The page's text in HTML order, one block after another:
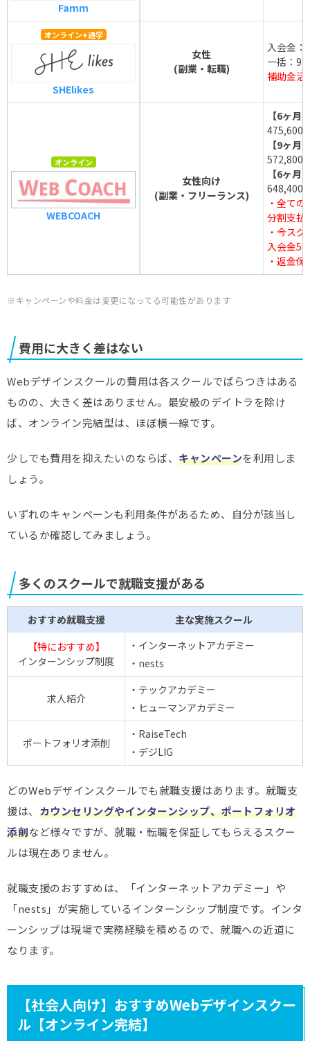
Famm
オンライン+通学
SHElikes
女性
(副業・転職)
入会金：
一括：
補助金活
オンライン
WEBCOACH
女性向け
(副業・フリーランス)
【6ヶ月
475,600
【9ヶ月
572,800
【6ヶ月
648,400
・全て
分割支払
・今ス
入会金
・返金
※キャンペーンや料金は変更になってる可能性があります
費用に大きく差はない
Webデザインスクールの費用は各スクールでばらつきはある
ものの、大きく差はありません。最安級のデイトラを除け
ば、オンライン完結型は、ほぼ横一線です。
少しでも費用を抑えたいのならば、 キャンペーンを利用しま
しょう。
いずれのキャンペーンも利用条件があるため、自分が該当し
ているか確認してみましょう。
多くのスクールで就職支援がある
おすすめ就職支援
主な実施スクール
【特におすすめ】
インターンシップ制度
・インターネットアカデミー
・nests
求人紹介
・テックアカデミー
・ヒューマンアカデミー
ポートフォリオ添削
・RaiseTech
・デジLIG
どのWebデザインスクールでも就職支援はあります。就職支
援は、 カウンセリングやインターンシップ、ポートフォリオ
添削など様々ですが、就職・転職を保証してもらえるスクー
ルは現在ありません。
就職支援のおすすめは、「インターネットアカデミー」や
「nests」が実施しているインターンシップ制度です。インタ
ーンシップは現場で実務経験を積めるので、就職への近道に
なります。
【社会人向け】おすすめWebデザインスクー
ル【オンライン完結】